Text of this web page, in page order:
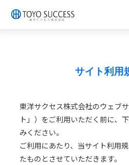
サイト利用
東洋サクセス株式会社のウェブ
ト」）をご利用いただく前に、
みください。
ご利用にあたり、当サイト利用
たものとさせていただきます。